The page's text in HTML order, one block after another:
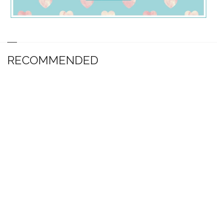
RECOMMENDED